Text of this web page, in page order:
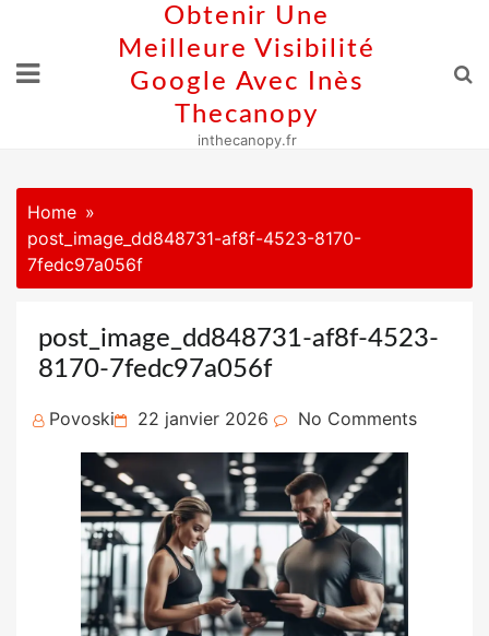
content
Obtenir Une
Meilleure Visibilité
Google Avec Inès
Thecanopy
inthecanopy.fr
Home
post_image_dd848731-af8f-4523-8170-
7fedc97a056f
post_image_dd848731-af8f-4523-
8170-7fedc97a056f
Povoski Posted
on
22 janvier 2026 No Comments